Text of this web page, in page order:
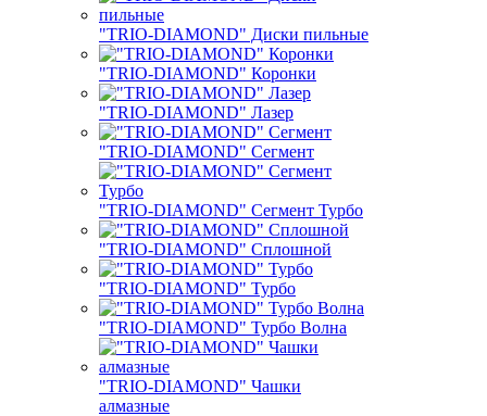
"TRIO-DIAMOND" Диски пильные
"TRIO-DIAMOND" Коронки
"TRIO-DIAMOND" Лазер
"TRIO-DIAMOND" Сегмент
"TRIO-DIAMOND" Сегмент Турбо
"TRIO-DIAMOND" Сплошной
"TRIO-DIAMOND" Турбо
"TRIO-DIAMOND" Турбо Волна
"TRIO-DIAMOND" Чашки
алмазные